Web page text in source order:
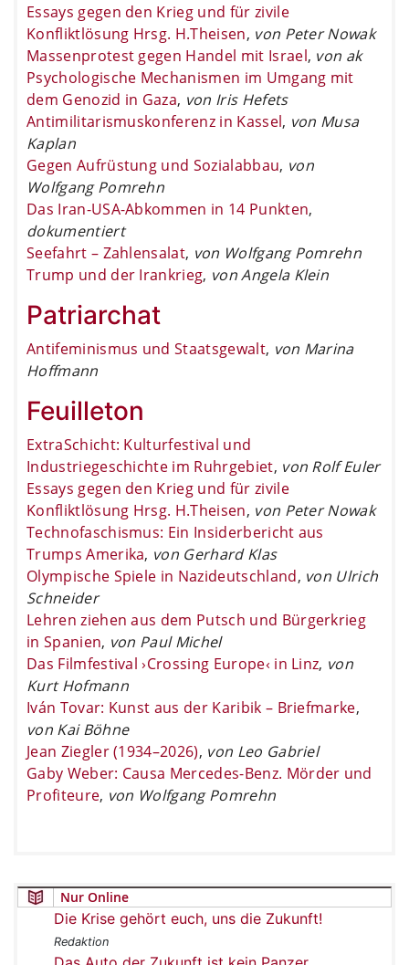
Essays gegen den Krieg und für zivile
Konfliktlösung Hrsg. H.Theisen, von Peter Nowak
Massenprotest gegen Handel mit Israel, von ak
Psychologische Mechanismen im Umgang mit
dem Genozid in Gaza, von Iris Hefets
Antimilitarismuskonferenz in Kassel, von Musa
Kaplan
Gegen Aufrüstung und Sozialabbau, von
Wolfgang Pomrehn
Das Iran-USA-Abkommen in 14 Punkten,
dokumentiert
Seefahrt – Zahlensalat, von Wolfgang Pomrehn
Trump und der Irankrieg, von Angela Klein
Patriarchat
Antifeminismus und Staatsgewalt, von Marina
Hoffmann
Feuilleton
ExtraSchicht: Kulturfestival und
Industriegeschichte im Ruhrgebiet, von Rolf Euler
Essays gegen den Krieg und für zivile
Konfliktlösung Hrsg. H.Theisen, von Peter Nowak
Technofaschismus: Ein Insiderbericht aus
Trumps Amerika, von Gerhard Klas
Olympische Spiele in Nazideutschland, von Ulrich
Schneider
Lehren ziehen aus dem Putsch und Bürgerkrieg
in Spanien, von Paul Michel
Das Filmfestival ›Crossing Europe‹ in Linz, von
Kurt Hofmann
Iván Tovar: Kunst aus der Karibik – Briefmarke,
von Kai Böhne
Jean Ziegler (1934–2026), von Leo Gabriel
Gaby Weber: Causa Mercedes-Benz. Mörder und
Profiteure, von Wolfgang Pomrehn
Nur Online
Die Krise gehört euch, uns die Zukunft!
Redaktion